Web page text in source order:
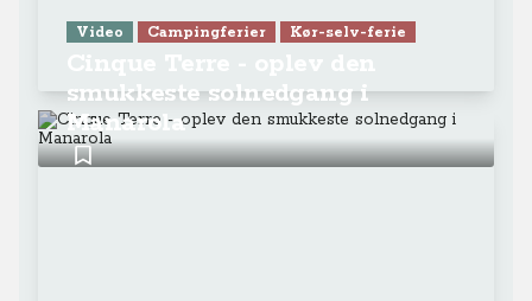
Video Campingferier Kør-selv-ferie
smukkeste solnedgang i
Manarola